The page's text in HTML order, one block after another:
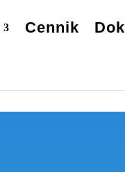
Cennik